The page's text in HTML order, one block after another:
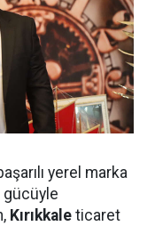
yerel marka
gücüyle
Kırıkkale ticaret